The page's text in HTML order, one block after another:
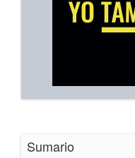
Sumario